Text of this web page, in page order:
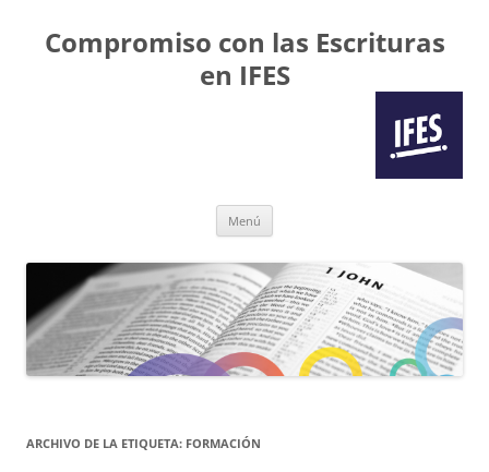
Compromiso con las Escrituras
en IFES
Menú
ARCHIVO DE LA ETIQUETA: FORMACIÓN